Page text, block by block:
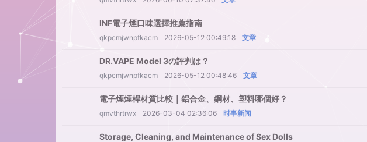
INF電子煙口味選擇推薦指南
qkpcmjwnpfkacm 2026-05-12 00:49:18 文章
DR.VAPE Model 3の評判は？
qkpcmjwnpfkacm 2026-05-12 00:48:46 文章
電子煙煙桿材質比較｜鋁合金、鋼材、塑料哪個好？
qmvthrtrwx 2026-03-04 02:36:06 时事新闻
Storage, Cleaning, and Maintenance of Sex Dolls